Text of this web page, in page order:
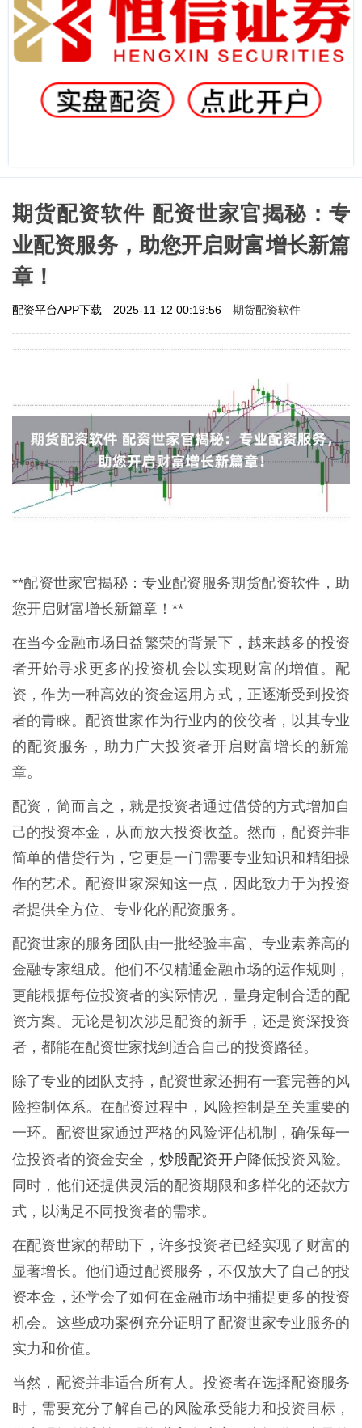
期货配资软件 配资世家官揭秘：专
业配资服务，助您开启财富增长新篇
章！
配资平台APP下载 2025-11-12 00:19:56 期货配资软件
**配资世家官揭秘：专业配资服务期货配资软件，助
您开启财富增长新篇章！**
在当今金融市场日益繁荣的背景下，越来越多的投资
者开始寻求更多的投资机会以实现财富的增值。配
资，作为一种高效的资金运用方式，正逐渐受到投资
者的青睐。配资世家作为行业内的佼佼者，以其专业
的配资服务，助力广大投资者开启财富增长的新篇
章。
配资，简而言之，就是投资者通过借贷的方式增加自
己的投资本金，从而放大投资收益。然而，配资并非
简单的借贷行为，它更是一门需要专业知识和精细操
作的艺术。配资世家深知这一点，因此致力于为投资
者提供全方位、专业化的配资服务。
配资世家的服务团队由一批经验丰富、专业素养高的
金融专家组成。他们不仅精通金融市场的运作规则，
更能根据每位投资者的实际情况，量身定制合适的配
资方案。无论是初次涉足配资的新手，还是资深投资
者，都能在配资世家找到适合自己的投资路径。
除了专业的团队支持，配资世家还拥有一套完善的风
险控制体系。在配资过程中，风险控制是至关重要的
一环。配资世家通过严格的风险评估机制，确保每一
位投资者的资金安全， 炒股配资开户 降低投资风险。
同时，他们还提供灵活的配资期限和多样化的还款方
式，以满足不同投资者的需求。
在配资世家的帮助下，许多投资者已经实现了财富的
显著增长。他们通过配资服务，不仅放大了自己的投
资本金，还学会了如何在金融市场中捕捉更多的投资
机会。这些成功案例充分证明了配资世家专业服务的
实力和价值。
当然，配资并非适合所有人。投资者在选择配资服务
时，需要充分了解自己的风险承受能力和投资目标，